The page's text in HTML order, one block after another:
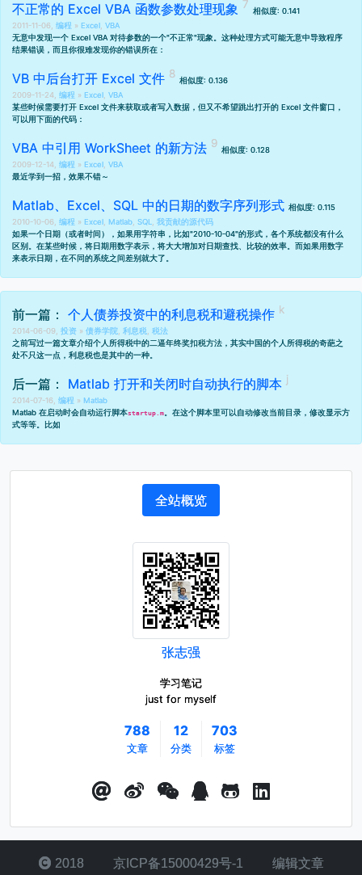
不正常的 Excel VBA 函数参数处理现象
相似度: 0.141
2011-11-06, 编程 » Excel VBA
无意中发现一个 Excel VBA 对待参数的一个"不正常"现象。这种处理方式可能无意中导致程序
结果错误，而且你很难发现你的错误所在：
VB 中后台打开 Excel 文件
相似度: 0.136
2009-11-24, 编程 » Excel VBA
某些时候需要打开 Excel 文件来获取或者写入数据，但又不希望跳出打开的 Excel 文件窗口，
可以用下面的代码：
VBA 中引用 WorkSheet 的新方法
相似度: 0.128
2009-12-14, 编程 » Excel VBA
最近学到一招，效果不错～
Matlab、Excel、SQL 中的日期的数字序列形式 相似度: 0.115
2010-10-06, 编程 » Excel Matlab SQL
我贡献的源代码
如果一个日期（或者时间），如果用字符串，比如"2010-10-04"的形式，各个系统都没有什么
区别。在某些时候，将日期用数字表示，将大大增加对日期查找、比较的效率。而如果用数字
来表示日期，在不同的系统之间差别就大了。
前一篇： 个人债券投资中的利息税和避税操作
2014-06-09, 投资 » 债券学院 利息税
税法
之前写过一篇文章介绍个人所得税中的二逼年终奖扣税方法 ，其实中国的个人所得税的奇葩之
处不只这一点，利息税也是其中的一种。
后一篇： Matlab 打开和关闭时自动执行的脚本
2014-07-16, 编程 » Matlab
Matlab 在启动时会自动运行脚本startup.m 。在这个脚本里可以自动修改当前目录，修改显示方
式等等。比如
全站概览
张志强
学习笔记
just for myself
788
文章
12
分类
703
标签
2018 京ICP备15000429号-1 编辑文章